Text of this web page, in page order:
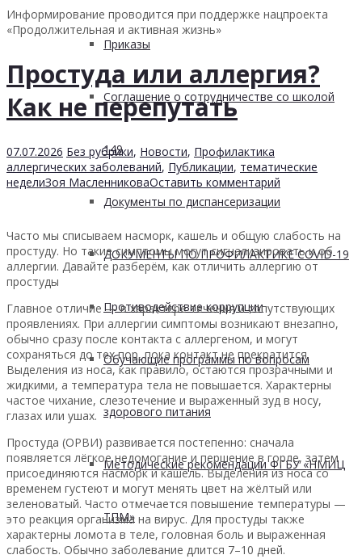
Приказы
Соглашение о сотрудничестве со школой
149
Документы по диспансеризации
ДОКУМЕНТЫ ПО ПРОФИЛАКТИКЕ COVID-19
Противодействие коррупции
Обучающие программы по вопросам
здорового питания
Методические рекомендации ФГБУ «НМИЦ
ТПМ»
Информирование проводится при поддержке нацпроекта
«Продолжительная и активная жизнь»
Простуда или аллергия?
Как не перепутать
07.07.2026 Без рубрики, Новости, Профилактика
аллергических заболеваний, Публикации, тематические
неделиЗоя МасленниковаОставить комментарий
Часто мы списываем насморк, кашель и общую слабость на
простуду. Но такие симптомы могут сигнализировать и об
аллергии. Давайте разберём, как отличить аллергию от
простуды
Главное отличие — в характере течения и сопутствующих
проявлениях. При аллергии симптомы возникают внезапно,
обычно сразу после контакта с аллергеном, и могут
сохраняться до тех пор, пока контакт не прекратится.
Выделения из носа, как правило, остаются прозрачными и
жидкими, а температура тела не повышается. Характерны
частое чихание, слезотечение и выраженный зуд в носу,
глазах или ушах.
Простуда (ОРВИ) развивается постепенно: сначала
появляется лёгкое недомогание и першение в горле, затем
присоединяются насморк и кашель. Выделения из носа со
временем густеют и могут менять цвет на жёлтый или
зеленоватый. Часто отмечается повышение температуры —
это реакция организма на вирус. Для простуды также
характерны ломота в теле, головная боль и выраженная
слабость. Обычно заболевание длится 7–10 дней.